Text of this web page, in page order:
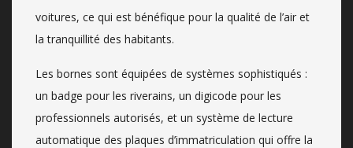
voitures, ce qui est bénéfique pour la qualité de l’air et
la tranquillité des habitants.
Les bornes sont équipées de systèmes sophistiqués :
un badge pour les riverains, un digicode pour les
professionnels autorisés, et un système de lecture
automatique des plaques d’immatriculation qui offre la